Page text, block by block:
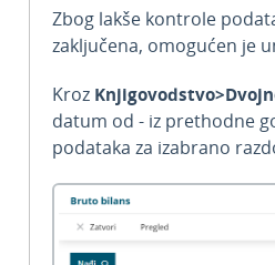
Zbog lakše kontrole
zaključena, omogućen je
Kroz
datum od - iz prethodne
podataka za izabrano